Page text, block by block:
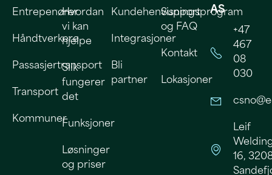
Entrepenører
Håndtverkere
Passasjertransport
Transport
Kommuner
Hvordan
vi kan
hjelpe
Slik
fungerer
det
Funksjoner
Løsninger
og priser
Kundehenvisningsprogram
Integrasjoner
Bli
partner
Support
og FAQ
Kontakt
Lokasjoner
AS
+47
467
08
030
Leif
16,